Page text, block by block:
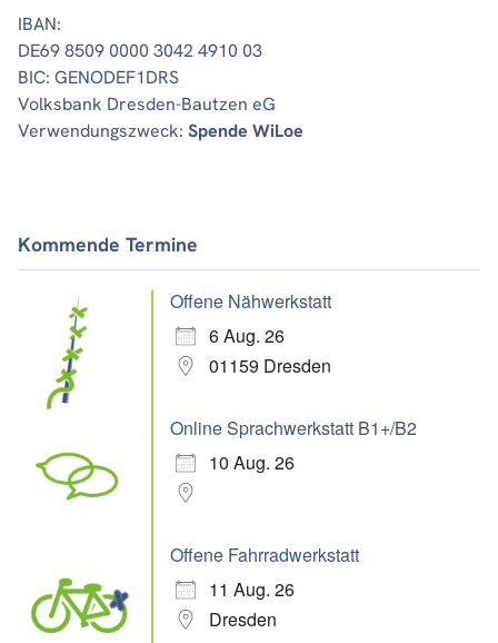
IBAN:
DE69 8509 0000 3042 4910 03
BIC: GENODEF1DRS
Volksbank Dresden-Bautzen eG
Verwendungszweck: Spende WiLoe
Kommende Termine
Offene Nähwerkstatt
6 Aug. 26
01159 Dresden
Online Sprachwerkstatt B1+/B2
10 Aug. 26
Offene Fahrradwerkstatt
11 Aug. 26
Dresden